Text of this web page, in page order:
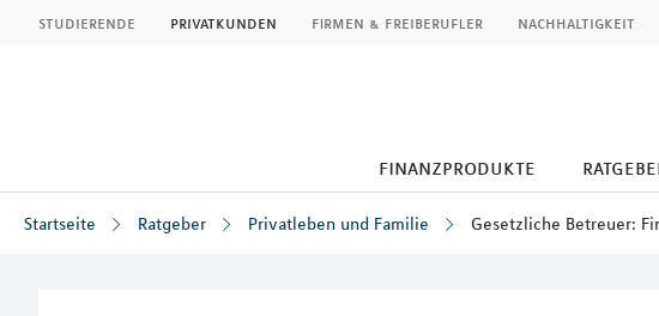
studierende privatkunden firmen & freiberufler nachhaltigkeit
finanzprodukte
Startseite Ratgeber Privatleben und Familie Gesetzliche Betreuer: